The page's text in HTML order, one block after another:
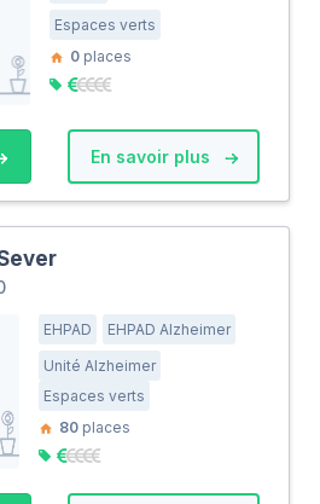
Espaces verts
0 places
En savoir plus
EHPAD
EHPAD Alzheimer
Unité Alzheimer
Espaces verts
80 places